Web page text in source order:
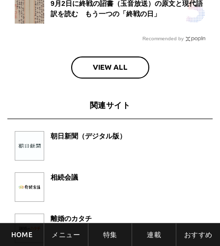
9月2日に終戦の詔書（玉音放送）の原文と現代語
訳を読む もう一つの「終戦の日」
Recommended by
VIEW ALL
関連サイト
朝日新聞（デジタル版）
相続会議
離婚のカタチ
HOME メニュー 特集 連載 おすすめ